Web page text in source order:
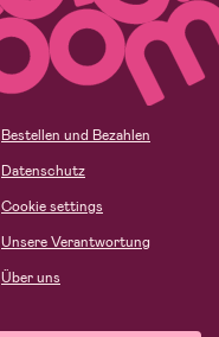
Bestellen und Bezahlen
Datenschutz
Cookie settings
Unsere Verantwortung
Über uns